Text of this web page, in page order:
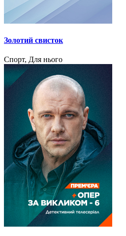
Золотий свисток
Спорт, Для нього